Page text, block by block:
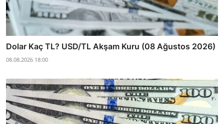
Dolar Kaç TL? USD/TL Akşam Kuru (08 Ağustos 2026)
08.08.2026 18:00